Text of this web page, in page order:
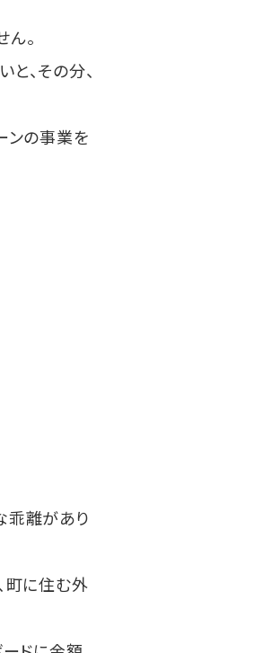
。
、その分、
ンの事業を
乖離があり
町に住む外